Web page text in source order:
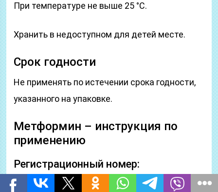
При температуре не выше 25 °C.
Хранить в недоступном для детей месте.
Срок годности
Не применять по истечении срока годности,
указанного на упаковке.
Метформин – инструкция по
применению
Регистрационный номер:
Торговое наименование: